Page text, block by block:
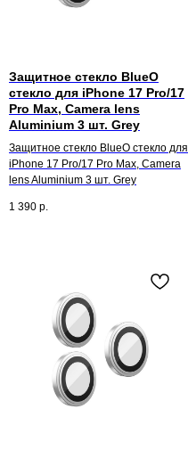
Защитное стекло BlueO
стекло для iPhone 17 Pro/17
Pro Max, Camera lens
Aluminium 3 шт. Grey
Защитное стекло BlueO стекло для
iPhone 17 Pro/17 Pro Max, Camera
lens Aluminium 3 шт. Grey
1 390 р.